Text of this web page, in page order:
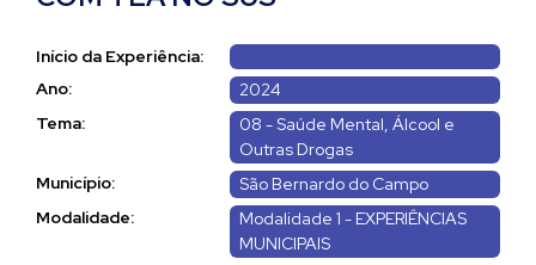
Início da Experiência:
Ano:
2024
Tema:
08 - Saúde Mental, Álcool e
Outras Drogas
Município:
São Bernardo do Campo
Modalidade:
Modalidade 1 - EXPERIÊNCIAS
MUNICIPAIS